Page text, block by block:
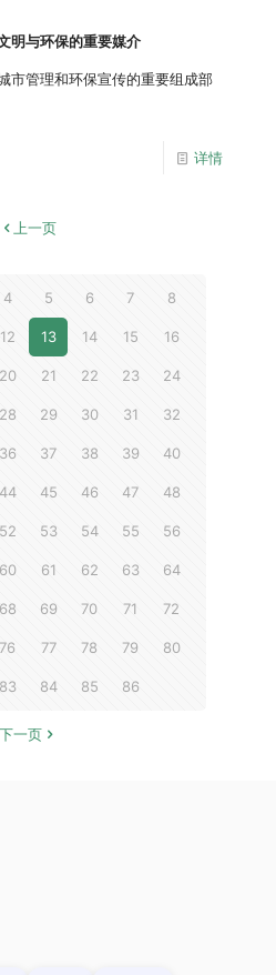
明与环保的重要媒介
市管理和环保宣传的重要组成部
详情
上一页
4 5 6 7 8
12 13 14 15 16
20 21 22 23 24
28 29 30 31 32
36 37 38 39 40
44 45 46 47 48
52 53 54 55 56
60 61 62 63 64
68 69 70 71 72
76 77 78 79 80
83 84 85 86
下一页